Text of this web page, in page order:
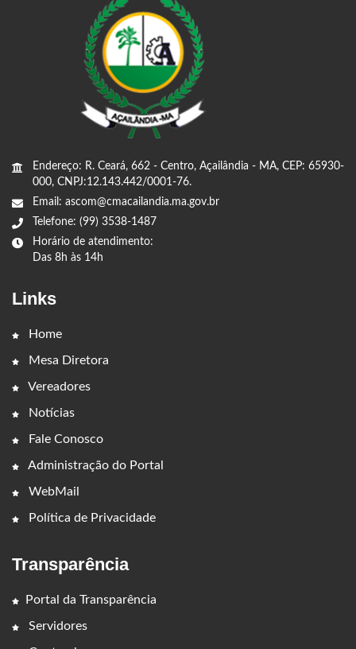
Endereço: R. Ceará, 662 - Centro, Açailândia - MA, CEP: 65930-
000, CNPJ:12.143.442/0001-76.
Email: ascom@cmacailandia.ma.gov.br
Telefone: (99) 3538-1487
Horário de atendimento:
Das 8h às 14h
Links
Home
Mesa Diretora
Vereadores
Notícias
Fale Conosco
Administração do Portal
WebMail
Política de Privacidade
Transparência
Portal da Transparência
Servidores